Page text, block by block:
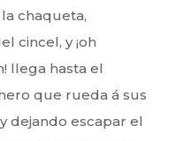
chaqueta,
cincel, y ¡oh
llega hasta el
que rueda á sus
dejando escapar el